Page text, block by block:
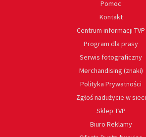
Pomoc
Kontakt
Centrum informacji TVP
Program dla prasy
Serwis fotograficzny
Merchandising (znaki)
Polityka Prywatności
Zgłoś nadużycie w sieci
Sklep TVP
Biuro Reklamy